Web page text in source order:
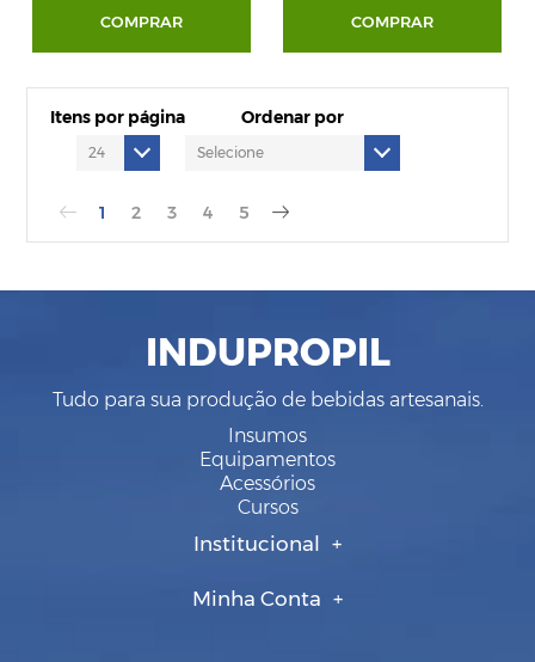
COMPRAR COMPRAR
Itens por página Ordenar por
1 2 3 4 5
INDUPROPIL
Tudo para sua produção de bebidas artesanais.
Insumos
Equipamentos
Acessórios
Cursos
Institucional
Minha Conta